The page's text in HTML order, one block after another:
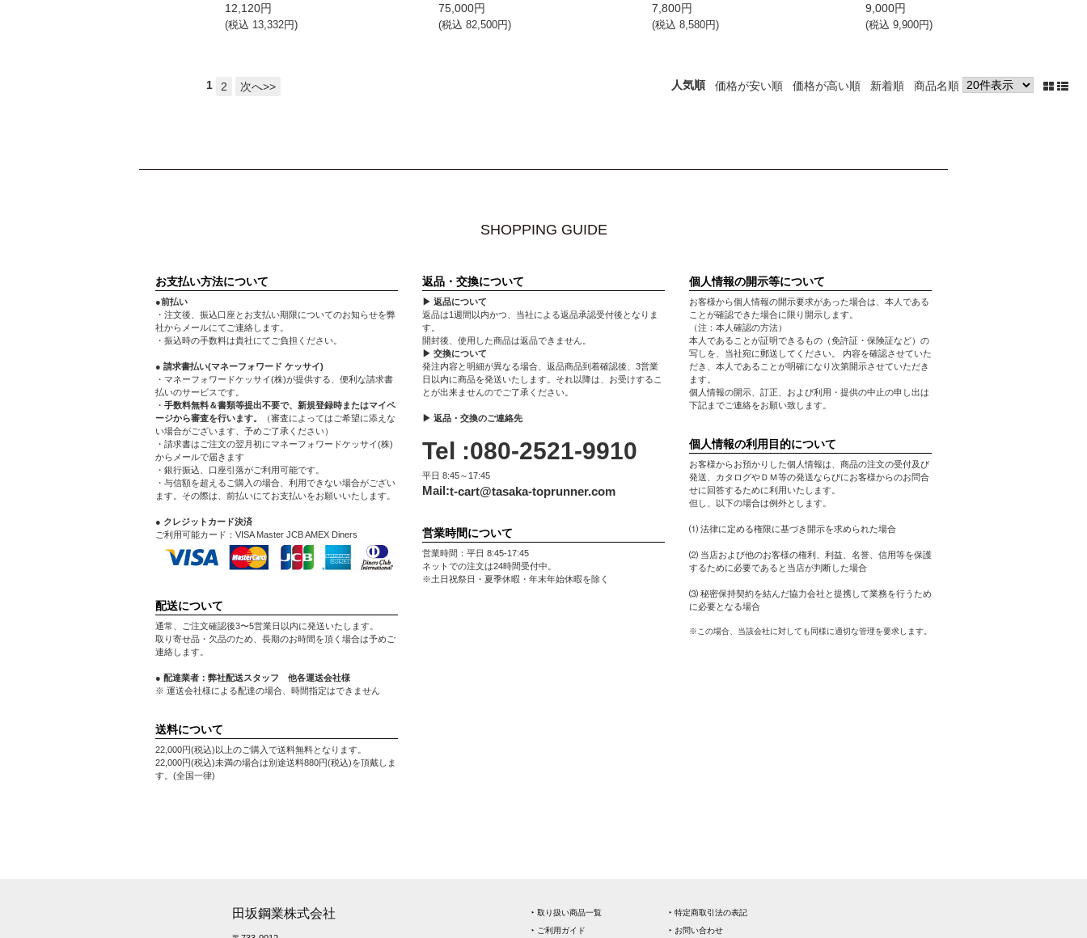
12,120円
(税込 13,332円)
75,000円
(税込82,500円)
7,800円
(税込8,580円)
9,000円
(税込9,900円)
人気順 価格が安い順 価格が高い順 新着順 商品名順
1 2 次へ>>
SHOPPING GUIDE
お支払い方法について
●前払い
・注文後、振込口座とお支払い期限についてのお知らせを弊
社からメールにてご連絡します。
・振込時の手数料は貴社にてご負担ください。
● 請求書払い(マネーフォワード ケッサイ)
・マネーフォワードケッサイ(株)が提供する、便利な請求書
払いのサービスです。
・ 手数料無料＆書類等提出不要で、新規登録時またはマイペ
ージから審査を行います。
（審査によってはご希望に添えな
い場合がございます、予めご了承ください）
・請求書はご注文の翌月初にマネーフォワードケッサイ(株)
からメールで届きます
・銀行振込、口座引落がご利用可能です。
・与信額を超えるご購入の場合、利用できない場合がござい
ます。その際は、前払いにてお支払いをお願いいたします。
● クレジットカード決済
ご利用可能カード：VISA Master JCB AMEX Diners
配送について
通常、ご注文確認後3〜5営業日以内に発送いたします。
取り寄せ品・欠品のため、長期のお時間を頂く場合は予めご
連絡します。
● 配達業者：弊社配送スタッフ 他各運送会社様
※ 運送会社様による配達の場合、時間指定はできません
送料について
22,000円(税込)以上のご購入で送料無料となります。
22,000円(税込)未満の場合は別途送料880円(税込)を頂戴しま
す。(全国一律)
返品・交換について
▶ 返品について
返品は1週間以内かつ、当社による返品承認受付後となりま
す。
開封後、使用した商品は返品できません。
▶ 交換について
発注内容と明細が異なる場合、返品商品到着確認後、3営業
日以内に商品を発送いたします。それ以降は、お受けするこ
とが出来ませんのでご了承ください。
▶ 返品・交換のご連絡先
Tel :080-2521-9910
平日 8:45～17:45
Mail:t-cart@tasaka-toprunner.com
営業時間について
営業時間：平日 8:45-17:45
ネットでの注文は24時間受付中。
※土日祝祭日・夏季休暇・年末年始休暇を除く
個人情報の開示等について
お客様から個人情報の開示要求があった場合は、本人である
ことが確認できた場合に限り開示します。
（注：本人確認の方法）
本人であることが証明できるもの（免許証・保険証など）の
写しを、当社宛に郵送してください。 内容を確認させていた
だき、本人であることが明確になり次第開示させていただき
ます。
個人情報の開示、訂正、および利用・提供の中止の申し出は
下記までご連絡をお願い致します。
個人情報の利用目的について
お客様からお預かりした個人情報は、商品の注文の受付及び
発送、カタログやＤＭ等の発送ならびにお客様からのお問合
せに回答するために利用いたします。
但し、以下の場合は例外とします。
⑴ 法律に定める権限に基づき開示を求められた場合
⑵ 当店および他のお客様の権利、利益、名誉、信用等を保護
するために必要であると当店が判断した場合
⑶ 秘密保持契約を結んだ協力会社と提携して業務を行うため
に必要となる場合
※この場合、当該会社に対しても同様に適切な管理を要求します。
田坂鋼業株式会社
‣ 取り扱い商品一覧
‣ ご利用ガイド
‣ 特定商取引法の表記
‣ お問い合わせ